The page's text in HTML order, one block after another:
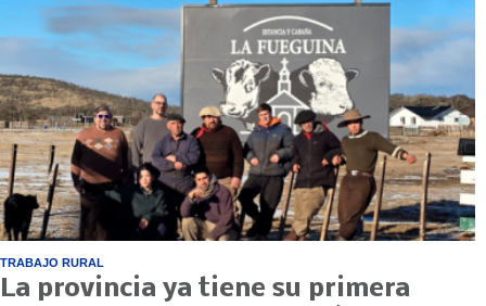
TRABAJO RURAL
La provincia ya tiene su primera